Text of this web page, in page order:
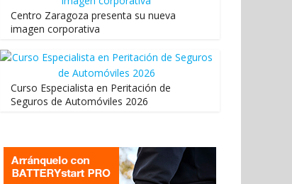
Centro Zaragoza presenta su nueva
imagen corporativa
Curso Especialista en Peritación de
Seguros de Automóviles 2026